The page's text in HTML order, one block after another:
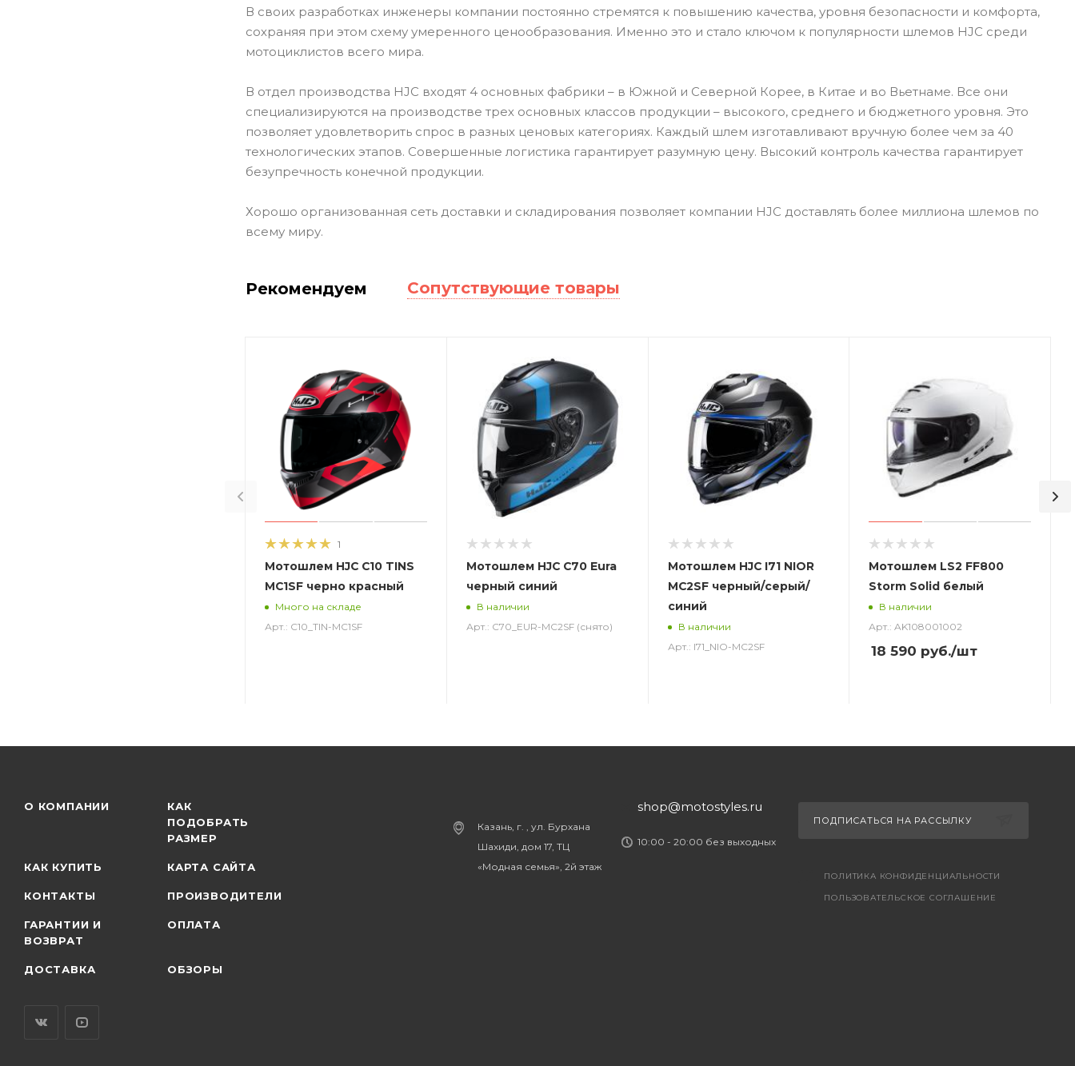
В своих разработках инженеры компании постоянно стремятся к повышению качества, уровня безопасности и комфорта,
сохраняя при этом схему умеренного ценообразования. Именно это и стало ключом к популярности шлемов HJC среди
мотоциклистов всего мира.
В отдел производства HJC входят 4 основных фабрики – в Южной и Северной Корее, в Китае и во Вьетнаме. Все они
специализируются на производстве трех основных классов продукции – высокого, среднего и бюджетного уровня. Это
позволяет удовлетворить спрос в разных ценовых категориях. Каждый шлем изготавливают вручную более чем за 40
технологических этапов. Совершенные логистика гарантирует разумную цену. Высокий контроль качества гарантирует
безупречность конечной продукции.
Хорошо организованная сеть доставки и складирования позволяет компании HJC доставлять более миллиона шлемов по
всему миру.
Рекомендуем Сопутствующие товары
1
Мотошлем HJC C10 TINS
MC1SF черно красный
Много на складе
Арт.: C10_TIN-MC1SF
Мотошлем HJC C70 Eura
черный синий
В наличии
Арт.: C70_EUR-MC2SF (снято)
Мотошлем HJC I71 NIOR
MC2SF черный/серый/
синий
В наличии
Арт.: I71_NIO-MC2SF
Мотошлем LS2 FF800
Storm Solid белый
В наличии
Арт.: AK108001002
18 590 руб./шт
О КОМПАНИИ
КАК
ПОДОБРАТЬ
РАЗМЕР
КАК КУПИТЬ КАРТА САЙТА
КОНТАКТЫ ПРОИЗВОДИТЕЛИ
ГАРАНТИИ И
ВОЗВРАТ
ОПЛАТА
ДОСТАВКА ОБЗОРЫ
Казань, г. , ул. Бурхана
Шахиди, дом 17, ТЦ
«Модная семья», 2й этаж
shop@motostyles.ru
10:00 - 20:00 без выходных
ПОДПИСАТЬСЯ НА РАССЫЛКУ
ПОЛИТИКА КОНФИДЕНЦИАЛЬНОСТИ
ПОЛЬЗОВАТЕЛЬСКОЕ СОГЛАШЕНИЕ